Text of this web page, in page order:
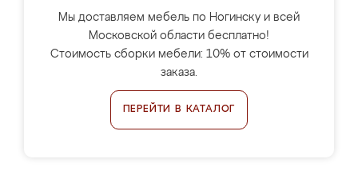
Мы доставляем мебель по Ногинску и всей
Московской области бесплатно!
Стоимость сборки мебели: 10% от стоимости
заказа.
ПЕРЕЙТИ В КАТАЛОГ